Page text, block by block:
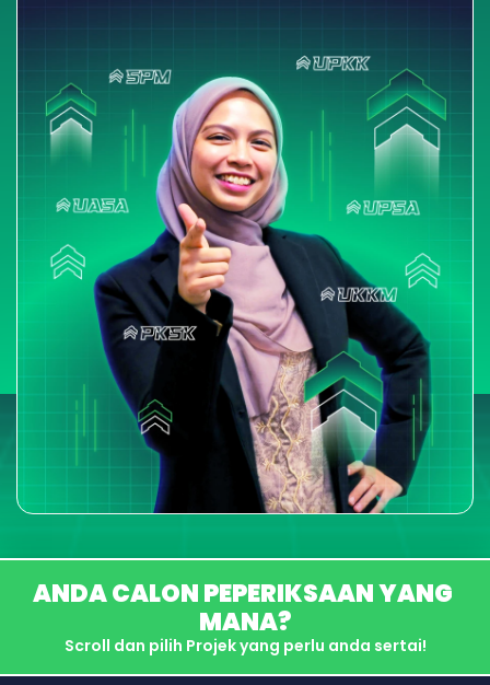
ANDA CALON PEPERIKSAAN YANG
MANA?
Scroll dan pilih Projek yang perlu anda sertai!